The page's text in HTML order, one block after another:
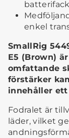
enkel
SmallRig
E5 (Brown)
omfattande
förstärker
innehåller ett
Fodralet är
läder, vilket